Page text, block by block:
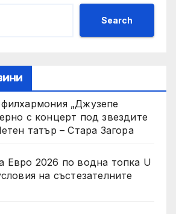
Search
„Джузепе
с концерт под звездите
татър – Стара Загора
Евро 2026 по водна топка U
на състезателните